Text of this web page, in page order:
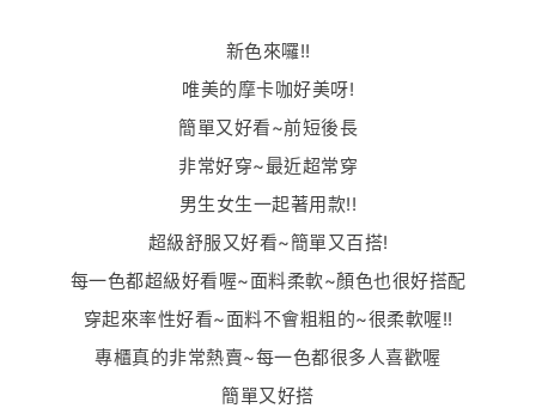
新色來囉!!
唯美的摩卡咖好美呀!
簡單又好看~前短後長
非常好穿~最近超常穿
男生女生一起著用款!!
超級舒服又好看~簡單又百搭!
每一色都超級好看喔~面料柔軟~顏色也很好搭配
穿起來率性好看~面料不會粗粗的~很柔軟喔!!
專櫃真的非常熱賣~每一色都很多人喜歡喔
簡單又好搭